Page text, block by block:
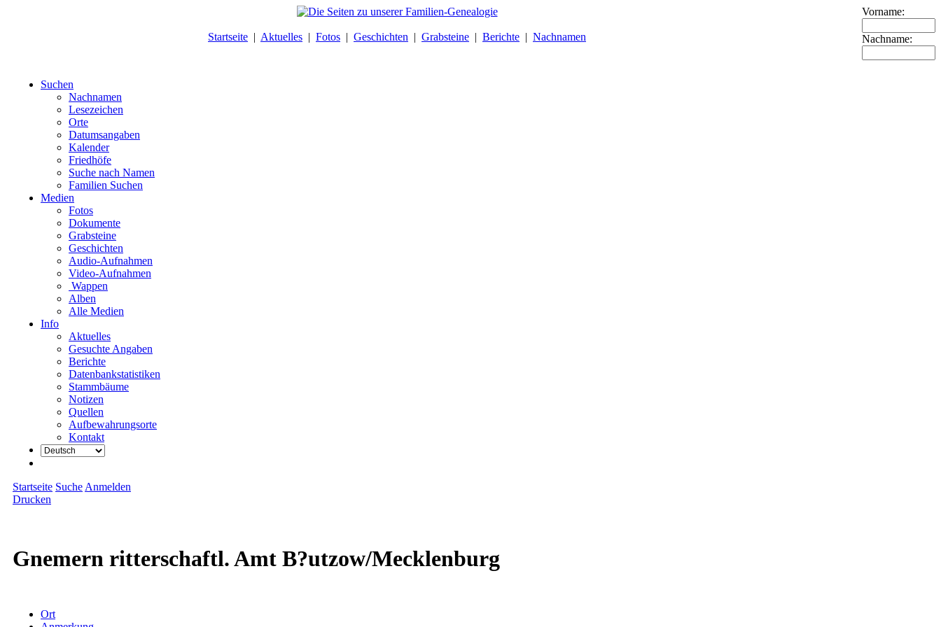
Startseite | Aktuelles | Fotos | Geschichten | Grabsteine | Berichte | Nachnamen
Vorname:
Nachname:
Suchen
Nachnamen
Lesezeichen
Orte
Datumsangaben
Kalender
Friedhöfe
Suche nach Namen
Familien Suchen
Medien
Fotos
Dokumente
Grabsteine
Geschichten
Audio-Aufnahmen
Video-Aufnahmen
Wappen
Alben
Alle Medien
Info
Aktuelles
Gesuchte Angaben
Berichte
Datenbankstatistiken
Stammbäume
Notizen
Quellen
Aufbewahrungsorte
Kontakt
Startseite Suche Anmelden
Drucken
Gnemern ritterschaftl. Amt B?utzow/Mecklenburg
Ort